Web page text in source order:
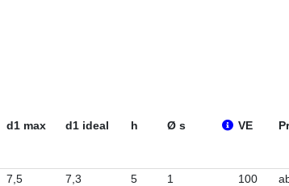
d1 max d1 ideal h Ø s VE
7,5 7,3 5 1 100